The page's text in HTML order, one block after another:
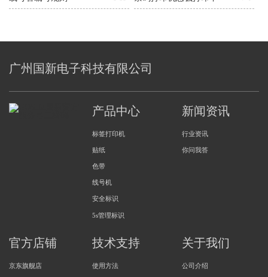
广州国新电子科技有限公司
产品中心
标签打印机
贴纸
色带
线号机
安全标识
5s管理标识
新闻资讯
行业资讯
你问我答
官方店铺
京东旗舰店
技术支持
使用方法
关于我们
公司介绍